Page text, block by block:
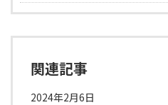
関連記事
2024年2月6日